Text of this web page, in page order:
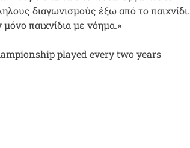
διαγωνισμούς έξω από το παιχνίδι.
παιχνίδια με νόημα.»
played every two years